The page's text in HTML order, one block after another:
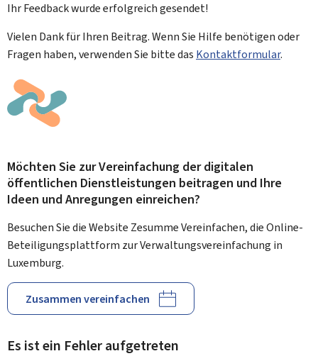
Ihr Feedback wurdeerfolgreichgesendet!
Vielen Dank für Ihren Beitrag. Wenn Sie Hilfe benötigen oder
Fragen haben, verwenden Sie bitte das Kontaktformular.
Möchten Sie zur Vereinfachung der digitalen
öffentlichen Dienstleistungen beitragen und Ihre
Ideen und Anregungen einreichen?
Besuchen Sie die Website Zesumme Vereinfachen, die Online-
Beteiligungsplattform zur Verwaltungsvereinfachung in
Luxemburg.
Zusammen vereinfachen
Es ist ein Fehler aufgetreten